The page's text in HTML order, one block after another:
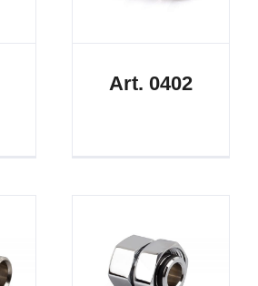
Art. 0402